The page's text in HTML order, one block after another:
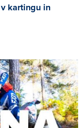
kartingu in